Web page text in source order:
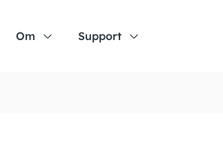
Om Support